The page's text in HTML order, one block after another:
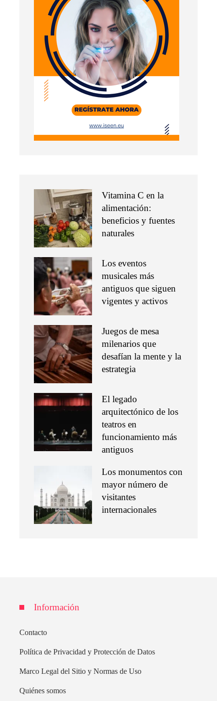
Vitamina C en la
alimentación:
beneficios y fuentes
naturales
Los eventos
musicales más
antiguos que siguen
vigentes y activos
Juegos de mesa
milenarios que
desafían la mente y la
estrategia
El legado
arquitectónico de los
teatros en
funcionamiento más
antiguos
Los monumentos con
mayor número de
visitantes
internacionales
Información
Contacto
Política de Privacidad y Protección de Datos
Marco Legal del Sitio y Normas de Uso
Quiénes somos